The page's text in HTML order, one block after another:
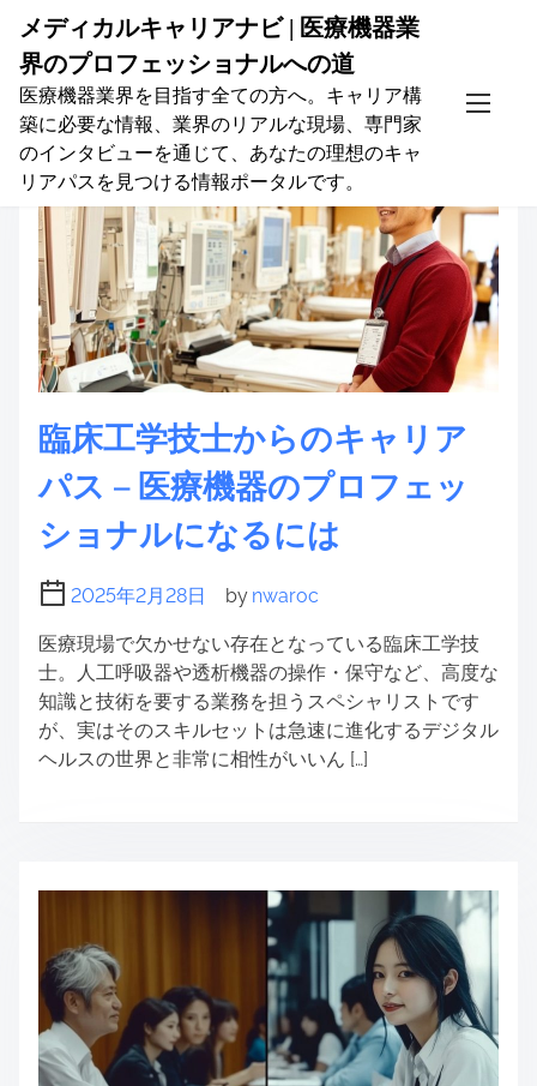
メディカルキャリアナビ | 医療機器業
界のプロフェッショナルへの道
医療機器業界を目指す全ての方へ。キャリア構
築に必要な情報、業界のリアルな現場、専門家
のインタビューを通じて、あなたの理想のキャ
リアパスを見つける情報ポータルです。
投稿者:nwaroc
臨床工学技士からのキャリア
パス – 医療機器のプロフェッ
ショナルになるには
2025年2月28日 by nwaroc
医療現場で欠かせない存在となっている臨床工学技
士。人工呼吸器や透析機器の操作・保守など、高度な
知識と技術を要する業務を担うスペシャリストです
が、実はそのスキルセットは急速に進化するデジタル
ヘルスの世界と非常に相性がいいん […]